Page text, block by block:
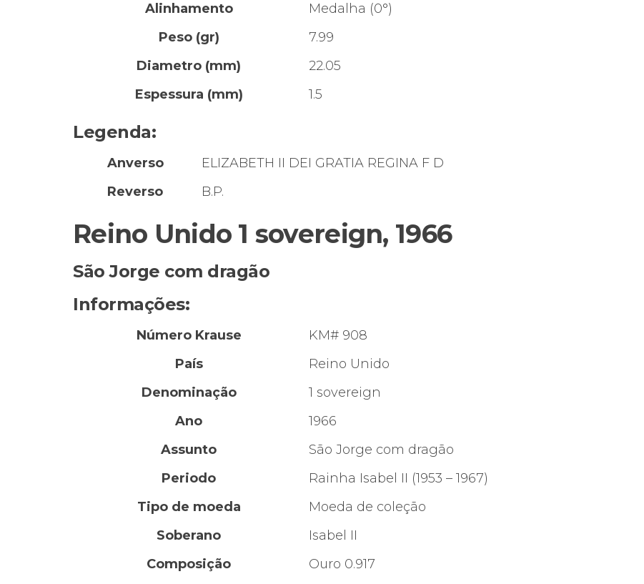
Alinhamento
Medalha (0°)
Peso (gr)
7.99
Diametro (mm)
22.05
Espessura (mm)
1.5
Legenda:
Anverso
ELIZABETH II DEI GRATIA REGINA F D
Reverso
B.P.
Reino Unido 1 sovereign, 1966
São Jorge com dragão
Informações:
Número Krause
KM# 908
País
Reino Unido
Denominação
1 sovereign
Ano
1966
Assunto
São Jorge com dragão
Periodo
Rainha Isabel II (1953 – 1967)
Tipo de moeda
Moeda de coleção
Soberano
Isabel II
Composição
Ouro 0.917